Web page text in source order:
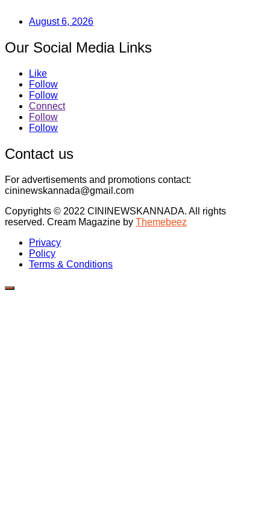
August 6, 2026
Our Social Media Links
Like
Follow
Follow
Connect
Follow
Follow
Contact us
For advertisements and promotions contact:
cininewskannada@gmail.com
Copyrights © 2022 CININEWSKANNADA. All rights
reserved. Cream Magazine by Themebeez
Privacy
Policy
Terms & Conditions